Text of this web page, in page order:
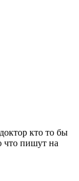
кто то бы
что пишут на